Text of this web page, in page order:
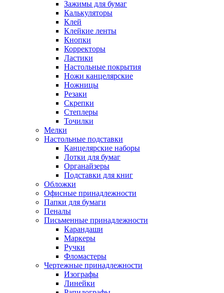
Зажимы для бумаг
Калькуляторы
Клей
Клейкие ленты
Кнопки
Корректоры
Ластики
Настольные покрытия
Ножи канцелярские
Ножницы
Резаки
Скрепки
Степлеры
Точилки
Мелки
Настольные подставки
Канцелярские наборы
Лотки для бумаг
Органайзеры
Подставки для книг
Обложки
Офисные принадлежности
Папки для бумаги
Пеналы
Письменные принадлежности
Карандаши
Маркеры
Ручки
Фломастеры
Чертежные принадлежности
Изографы
Линейки